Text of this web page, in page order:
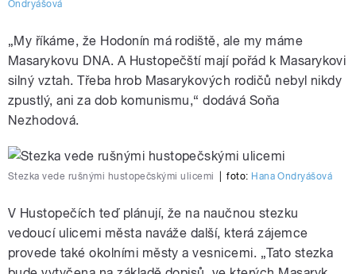
Ondryášová
„My říkáme, že Hodonín má rodiště, ale my máme
Masarykovu DNA. A Hustopečští mají pořád k Masarykovi
silný vztah. Třeba hrob Masarykových rodičů nebyl nikdy
zpustlý, ani za dob komunismu,“ dodává Soňa
Nezhodová.
Stezka vede rušnými hustopečskými ulicemi foto: Hana Ondryášová
V Hustopečích teď plánují, že na naučnou stezku
vedoucí ulicemi města naváže další, která zájemce
provede také okolními městy a vesnicemi. „Tato stezka